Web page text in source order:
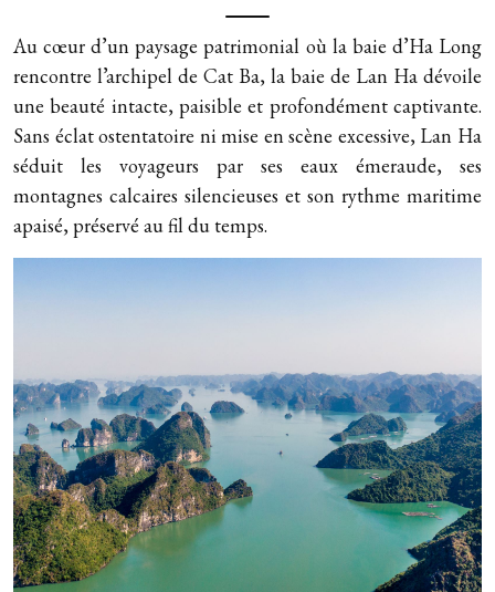
Au cœur d’un paysage patrimonial où la baie d’Ha Long
rencontre l’archipel de Cat Ba, la baie de Lan Ha dévoile
une beauté intacte, paisible et profondément captivante.
Sans éclat ostentatoire ni mise en scène excessive, Lan Ha
séduit les voyageurs par ses eaux émeraude, ses
montagnes calcaires silencieuses et son rythme maritime
apaisé, préservé au fil du temps.